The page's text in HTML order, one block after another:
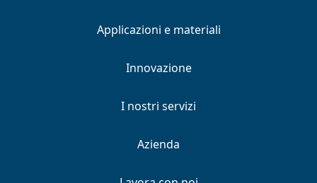
Applicazioni e materiali
Innovazione
I nostri servizi
Azienda